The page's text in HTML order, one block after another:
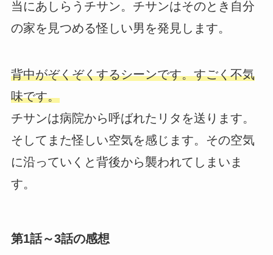
当にあしらうチサン。チサンはそのとき自分
の家を見つめる怪しい男を発見します。
背中がぞくぞくするシーンです。すごく不気
味です。
チサンは病院から呼ばれたリタを送ります。
そしてまた怪しい空気を感じます。その空気
に沿っていくと背後から襲われてしまいま
す。
第1話～3話の感想